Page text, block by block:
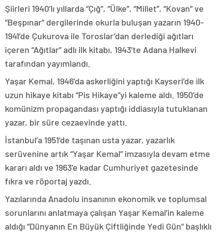
Şiirleri 1940’lı yıllarda “Çığ”, “Ülke”, “Millet”, “Kovan” ve
“Beşpınar” dergilerinde okurla buluşan yazarın 1940-
1941’de Çukurova ile Toroslar’dan derlediği ağıtları
içeren “Ağıtlar” adlı ilk kitabı, 1943’te Adana Halkevi
tarafından yayımlandı.
Yaşar Kemal, 1946’da askerliğini yaptığı Kayseri’de ilk
uzun hikaye kitabı “Pis Hikaye”yi kaleme aldı. 1950’de
komünizm propagandası yaptığı iddiasıyla tutuklanan
yazar, bir süre cezaevinde yattı.
İstanbul’a 1951’de taşınan usta yazar, yazarlık
serüvenine artık “Yaşar Kemal” imzasıyla devam etme
kararı aldı ve 1963’e kadar Cumhuriyet gazetesinde
fıkra ve röportaj yazdı.
Yazılarında Anadolu insanının ekonomik ve toplumsal
sorunlarını anlatmaya çalışan Yaşar Kemal’in kaleme
aldığı “Dünyanın En Büyük Çiftliğinde Yedi Gün” başlıklı